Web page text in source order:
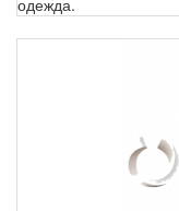
одежда.